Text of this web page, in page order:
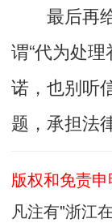
最后再给
谓“代为处理
诺，也别听
题，承担法
版权和免责申
凡注有"浙江